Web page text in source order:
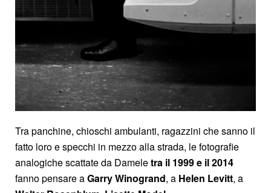
Tra panchine, chioschi ambulanti, ragazzini che sanno il
fatto loro e specchi in mezzo alla strada, le fotografie
analogiche scattate da Dameletra il 1999 e il 2014
fanno pensare aGarryWinogrand, a Helen Levitt, a